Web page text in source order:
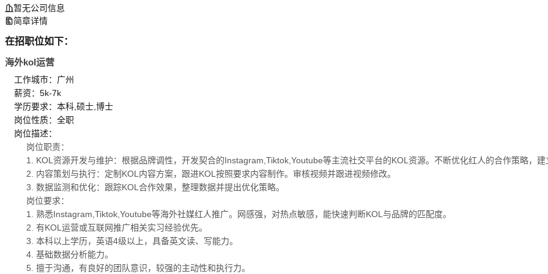
暂无公司信息
简章详情
在招职位如下：
海外kol运营
工作城市：广州
薪资：5k-7k
学历要求：本科,硕士,博士
岗位性质：全职
岗位描述：
岗位职责：
1. KOL资源开发与维护：根据品牌调性，开发契合的Instagram,Tiktok,Youtube等主流社交平台的KOL资源。不断优化红人的合作策略，建
2. 内容策划与执行：定制KOL内容方案，跟进KOL按照要求内容制作。审核视频并跟进视频修改。
3. 数据监测和优化：跟踪KOL合作效果，整理数据并提出优化策略。
岗位要求：
1. 熟悉Instagram,Tiktok,Youtube等海外社媒红人推广。网感强，对热点敏感，能快速判断KOL与品牌的匹配度。
2. 有KOL运营或互联网推广相关实习经验优先。
3. 本科以上学历，英语4级以上，具备英文读、写能力。
4. 基础数据分析能力。
5. 擅于沟通，有良好的团队意识，较强的主动性和执行力。